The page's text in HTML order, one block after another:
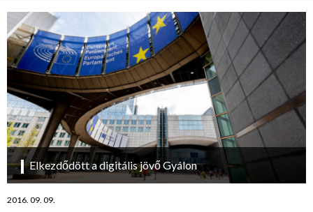
Elkezdődött a digitális jövő Gyálon
2016. 09. 09.